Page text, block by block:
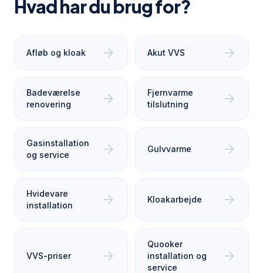
Hvad har du brug for?
Afløb og kloak arrow_forward Akut VVS arrow_forward
Badeværelse
renovering
arrow_forward
Fjernvarme
tilslutning
arrow_forward
Gasinstallation
og service
arrow_forward Gulvvarme arrow_forward
Hvidevare
installation
arrow_forward Kloakarbejde arrow_forward
VVS-priser arrow_forward
Quooker
installation og
service
arrow_forward